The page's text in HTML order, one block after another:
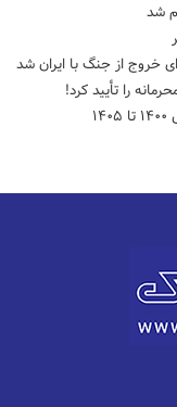
شد
خروج از جنگ با ایران شد
را تأیید کرد!